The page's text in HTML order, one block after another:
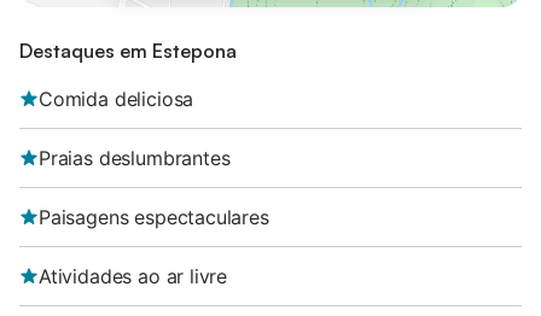
Destaques em Estepona
Comida deliciosa
Praias deslumbrantes
Paisagens espectaculares
Atividades ao ar livre